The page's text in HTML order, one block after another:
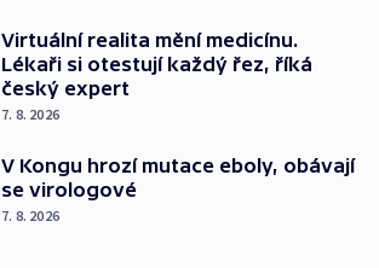
Virtuální realita mění medicínu.
Lékaři si otestují každý řez, říká
český expert
7. 8. 2026
V Kongu hrozí mutace eboly, obávají
se virologové
7. 8. 2026